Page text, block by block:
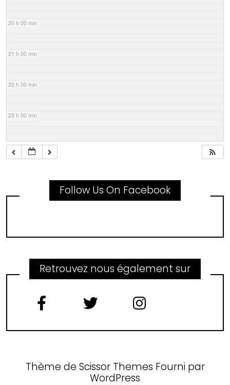
20 h 00 min
21 h 00 min
22 h 00 min
23 h 00 min
Follow Us On Facebook
Retrouvez nous également sur
Thème de Scissor Themes Fourni par
WordPress